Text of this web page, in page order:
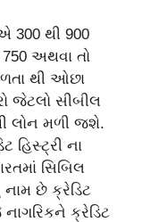
300 થી 900
અથવા તો
થી ઓછા
જેટલો સીબીલ
લોન મળી જશે.
હિસ્ટ્રી ના
સિબિલ
છે ક્રેડિટ
નાગરિકને ક્રેડિટ